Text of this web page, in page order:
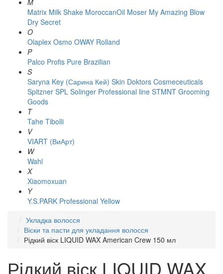
M
Matrix Milk Shake MoroccanOil Moser My Amazing Blow
Dry Secret
O
Olaplex Osmo OWAY Rolland
P
Palco Profis Pure Brazilian
S
Saryna Key (Сарина Кей) Skin Doktors Cosmeceuticals
Spitzner SPL Solinger Professional line STMNT Grooming
Goods
T
Tahe Tibolli
V
VIART (ВиАрт)
W
Wahl
X
Xiaomoxuan
Y
Y.S.PARK Professional Yellow
Укладка волосся
Віски та пасти для укладання волосся
Рідкий віск LIQUID WAX American Crew 150 мл
Рідкий віск LIQUID WAX